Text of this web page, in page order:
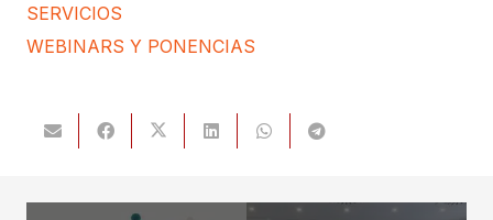
SERVICIOS
WEBINARS Y PONENCIAS